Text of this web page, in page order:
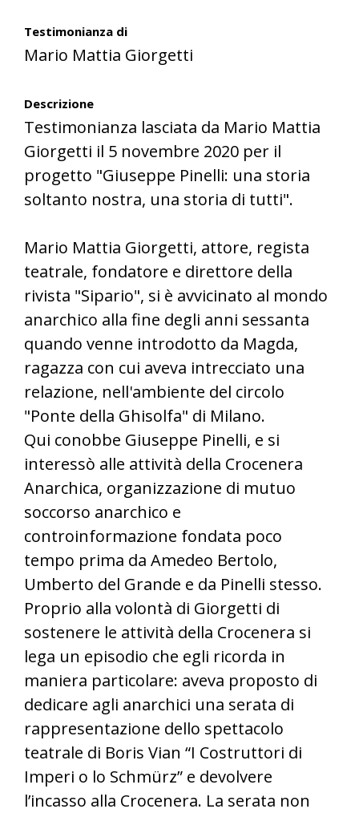
Testimonianza di
Mario Mattia Giorgetti
Descrizione
Testimonianza lasciata da Mario Mattia
Giorgetti il 5 novembre 2020 per il
progetto "Giuseppe Pinelli: una storia
soltanto nostra, una storia di tutti".
Mario Mattia Giorgetti, attore, regista
teatrale, fondatore e direttore della
rivista "Sipario", si è avvicinato al mondo
anarchico alla fine degli anni sessanta
quando venne introdotto da Magda,
ragazza con cui aveva intrecciato una
relazione, nell'ambiente del circolo
"Ponte della Ghisolfa" di Milano.
Qui conobbe Giuseppe Pinelli, e si
interessò alle attività della Crocenera
Anarchica, organizzazione di mutuo
soccorso anarchico e
controinformazione fondata poco
tempo prima da Amedeo Bertolo,
Umberto del Grande e da Pinelli stesso.
Proprio alla volontà di Giorgetti di
sostenere le attività della Crocenera si
lega un episodio che egli ricorda in
maniera particolare: aveva proposto di
dedicare agli anarchici una serata di
rappresentazione dello spettacolo
teatrale di Boris Vian “I Costruttori di
Imperi o lo Schmürz” e devolvere
l’incasso alla Crocenera. La serata non